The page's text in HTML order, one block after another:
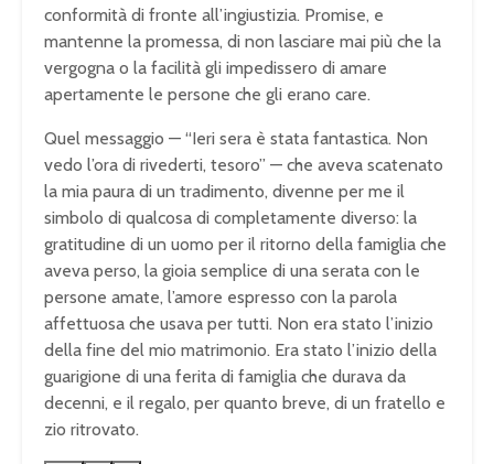
conformità di fronte all’ingiustizia. Promise, e
mantenne la promessa, di non lasciare mai più che la
vergogna o la facilità gli impedissero di amare
apertamente le persone che gli erano care.
Quel messaggio — “Ieri sera è stata fantastica. Non
vedo l’ora di rivederti, tesoro” — che aveva scatenato
la mia paura di un tradimento, divenne per me il
simbolo di qualcosa di completamente diverso: la
gratitudine di un uomo per il ritorno della famiglia che
aveva perso, la gioia semplice di una serata con le
persone amate, l’amore espresso con la parola
affettuosa che usava per tutti. Non era stato l’inizio
della fine del mio matrimonio. Era stato l’inizio della
guarigione di una ferita di famiglia che durava da
decenni, e il regalo, per quanto breve, di un fratello e
zio ritrovato.